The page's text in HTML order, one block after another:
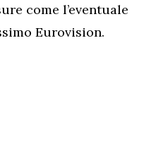
come l’eventuale
Eurovision.